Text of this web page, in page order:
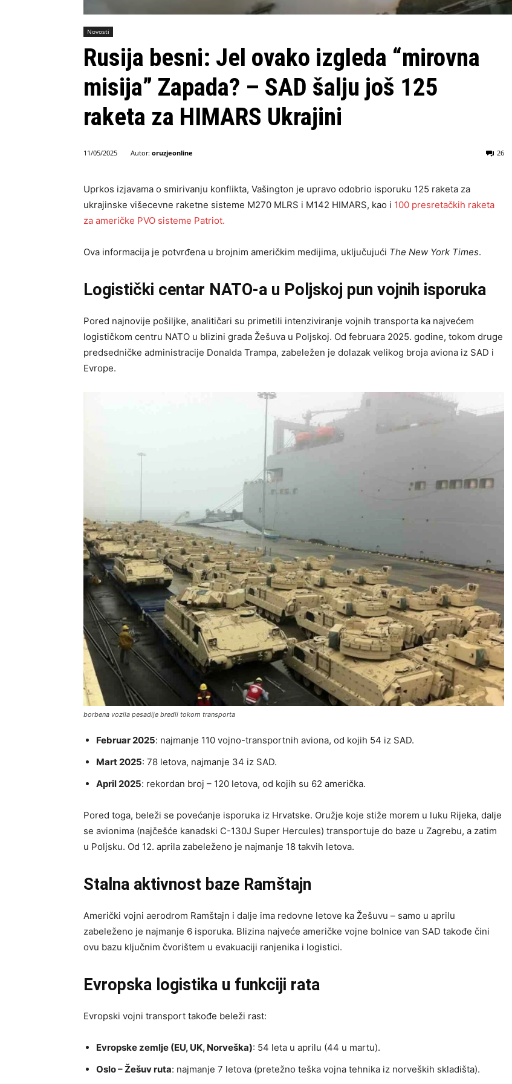
Novosti
Rusija besni: Jel ovako izgleda “mirovna
misija” Zapada? – SAD šalju još 125
raketa za HIMARS Ukrajini
11/05/2025 Autor: oruzjeonline 26
Uprkos izjavama o smirivanju konflikta, Vašington je upravo odobrio isporuku 125 raketa za
ukrajinske višecevne raketne sisteme M270 MLRS i M142 HIMARS, kao i 100 presretačkih raketa
za američke PVO sisteme Patriot.
Ova informacija je potvrđena u brojnim američkim medijima, uključujući The New York Times.
Logistički centar NATO-a u Poljskoj pun vojnih isporuka
Pored najnovije pošiljke, analitičari su primetili intenziviranje vojnih transporta ka najvećem
logističkom centru NATO u blizini grada Žešuva u Poljskoj. Od februara 2025. godine, tokom druge
predsedničke administracije Donalda Trampa, zabeležen je dolazak velikog broja aviona iz SAD i
Evrope.
borbena vozila pesadije bredli tokom transporta
Februar 2025: najmanje 110 vojno-transportnih aviona, od kojih 54 iz SAD.
Mart 2025: 78 letova, najmanje 34 iz SAD.
April 2025: rekordan broj – 120 letova, od kojih su 62 američka.
Pored toga, beleži se povećanje isporuka iz Hrvatske. Oružje koje stiže morem u luku Rijeka, dalje
se avionima (najčešće kanadski C-130J Super Hercules) transportuje do baze u Zagrebu, a zatim
u Poljsku. Od 12. aprila zabeleženo je najmanje 18 takvih letova.
Stalna aktivnost baze Ramštajn
Američki vojni aerodrom Ramštajn i dalje ima redovne letove ka Žešuvu – samo u aprilu
zabeleženo je najmanje 6 isporuka. Blizina najveće američke vojne bolnice van SAD takođe čini
ovu bazu ključnim čvorištem u evakuaciji ranjenika i logistici.
Evropska logistika u funkciji rata
Evropski vojni transport takođe beleži rast:
Evropske zemlje (EU, UK, Norveška): 54 leta u aprilu (44 u martu).
Oslo – Žešuv ruta: najmanje 7 letova (pretežno teška vojna tehnika iz norveških skladišta).